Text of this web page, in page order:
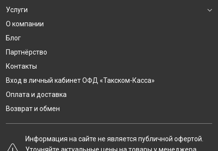
Услуги
О компании
Блог
Партнёрство
Контакты
Вход в личный кабинет ОФД «Такском-Касса»
Оплата и доставка
Возврат и обмен
Информация на сайте не является публичной офертой.